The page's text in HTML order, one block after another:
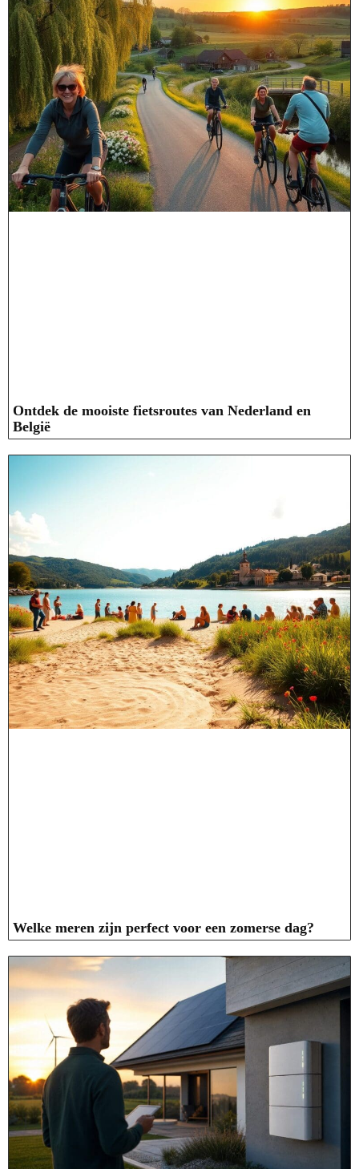
Ontdek de mooiste fietsroutes van Nederland en
België
Welke meren zijn perfect voor een zomerse dag?